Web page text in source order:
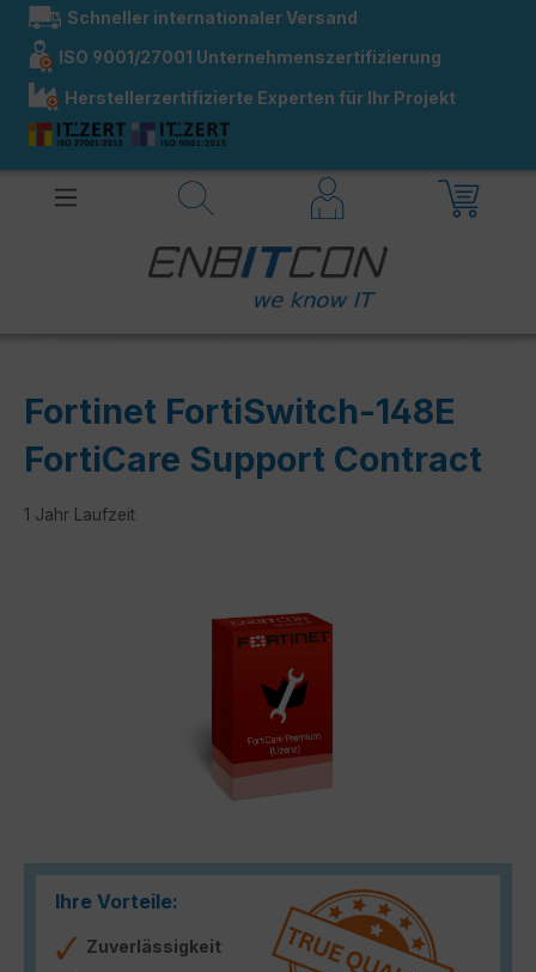
springen
Schneller internationaler Versand
ISO 9001/27001 Unternehmenszertifizierung
Herstellerzertifizierte Experten für Ihr Projekt
Fortinet FortiSwitch-148E
FortiCare Support Contract
1 Jahr Laufzeit
Ihre Vorteile:
Zuverlässigkeit